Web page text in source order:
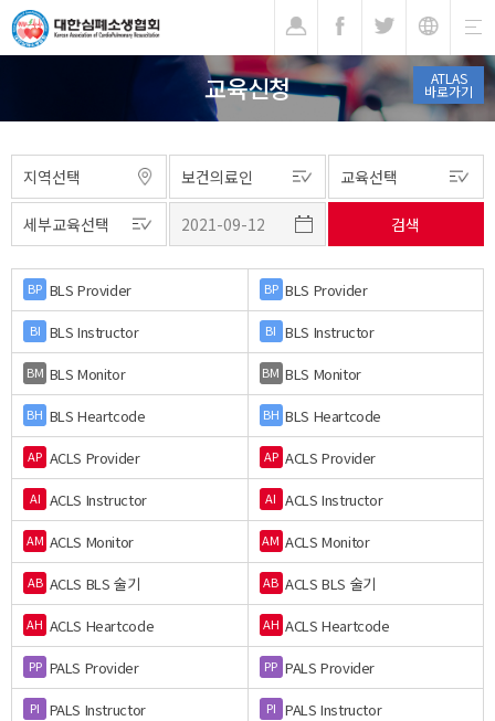
ATLAS
바로가기
교육신청
BP BLS Provider BP BLS Provider
BI BLS Instructor BI BLS Instructor
BM BLS Monitor BM BLS Monitor
BH BLS Heartcode BH BLS Heartcode
AP ACLS Provider AP ACLS Provider
AI ACLS Instructor AI ACLS Instructor
AM ACLS Monitor AM ACLS Monitor
AB ACLS BLS 술기 AB ACLS BLS 술기
AH ACLS Heartcode AH ACLS Heartcode
PP PALS Provider PP PALS Provider
PI PALS Instructor PI PALS Instructor